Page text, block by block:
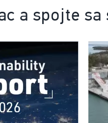
a spojte sa